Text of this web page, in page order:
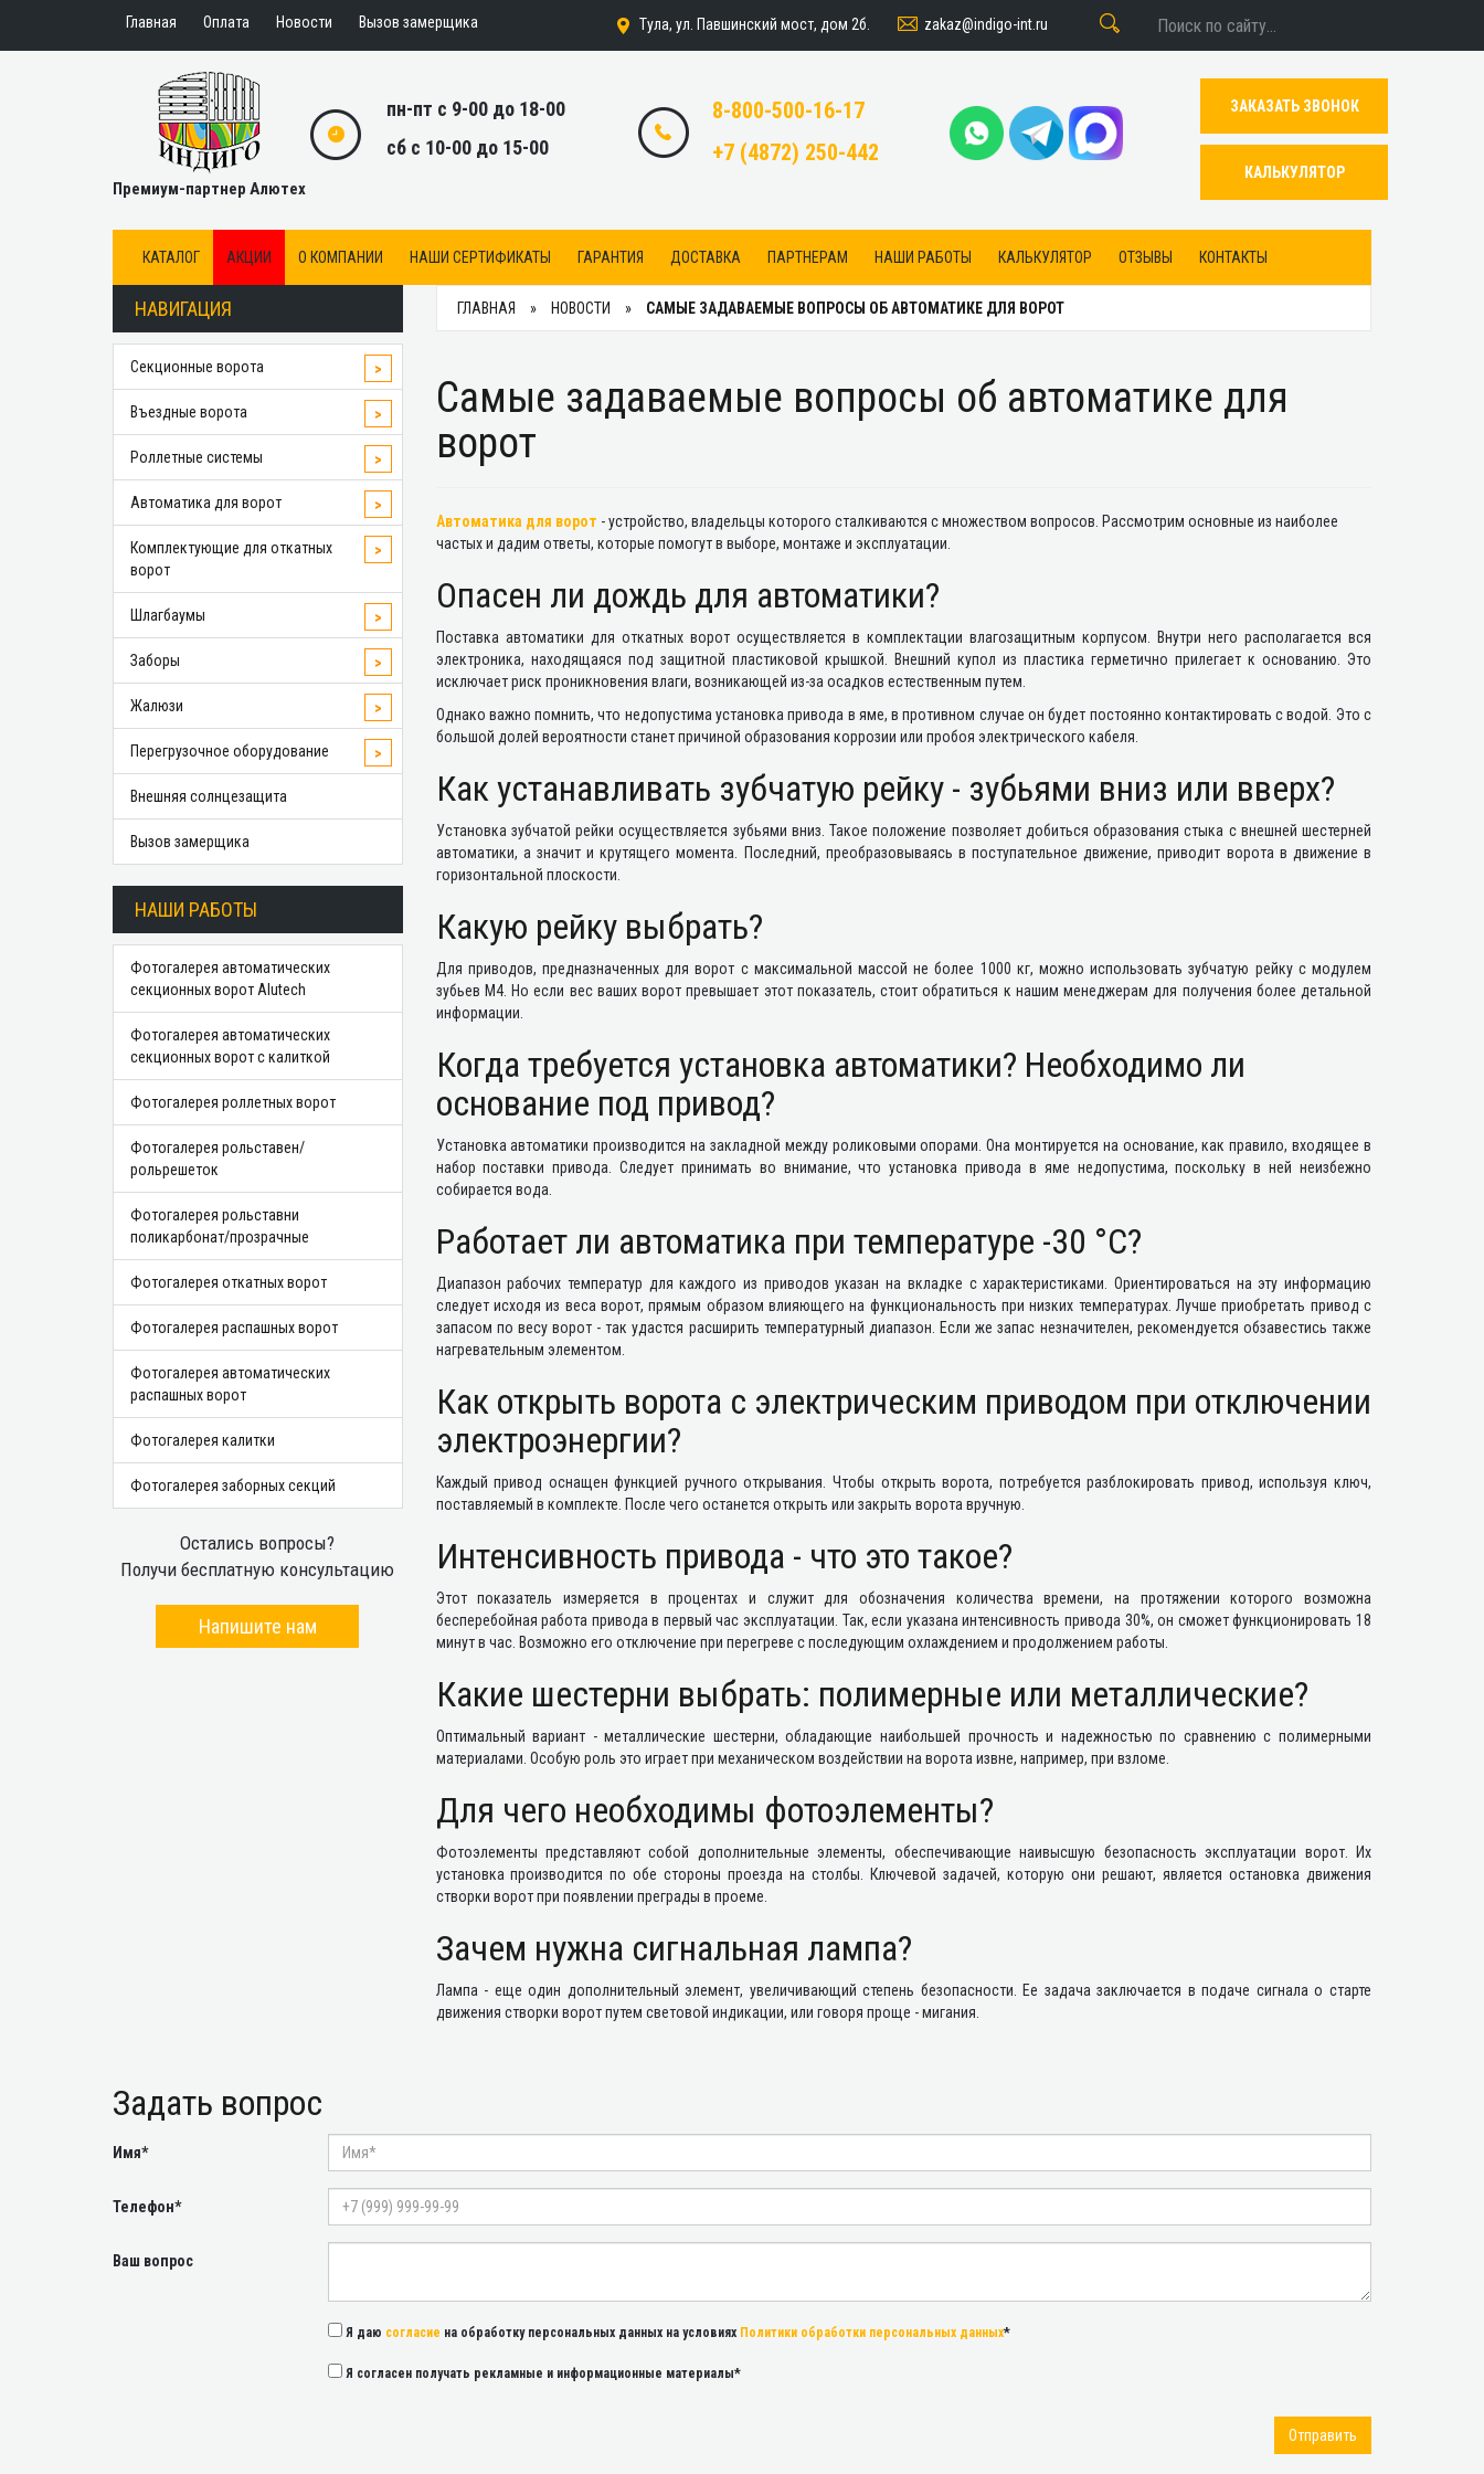
Главная Оплата Новости Вызов замерщика Тула, ул. Павшинский мост, дом 2б. zakaz@indigo-int.ru
Премиум-партнер Алютех
пн-пт с 9-00 до 18-00
сб с 10-00 до 15-00
8-800-500-16-17
+7 (4872) 250-442
ЗАКАЗАТЬ ЗВОНОК
КАЛЬКУЛЯТОР
КАТАЛОГ АКЦИИ О КОМПАНИИ НАШИ СЕРТИФИКАТЫ ГАРАНТИЯ ДОСТАВКА ПАРТНЕРАМ НАШИ РАБОТЫ КАЛЬКУЛЯТОР ОТЗЫВЫ КОНТАКТЫ
НАВИГАЦИЯ
Секционные ворота >
Въездные ворота >
Роллетные системы >
Автоматика для ворот >
Комплектующие для откатных
ворот
>
Шлагбаумы >
Заборы >
Жалюзи >
Перегрузочное оборудование >
Внешняя солнцезащита
Вызов замерщика
НАШИ РАБОТЫ
Фотогалерея автоматических
секционных ворот Alutech
Фотогалерея автоматических
секционных ворот с калиткой
Фотогалерея роллетных ворот
Фотогалерея рольставен/
рольрешеток
Фотогалерея рольставни
поликарбонат/прозрачные
Фотогалерея откатных ворот
Фотогалерея распашных ворот
Фотогалерея автоматических
распашных ворот
Фотогалерея калитки
Фотогалерея заборных секций
Остались вопросы?
Получи бесплатную консультацию
Напишите нам
ГЛАВНАЯ НОВОСТИ САМЫЕ ЗАДАВАЕМЫЕ ВОПРОСЫ ОБ АВТОМАТИКЕ ДЛЯ ВОРОТ
Самые задаваемые вопросы об автоматике для
ворот
Автоматика для ворот - устройство, владельцы которого сталкиваются с множеством вопросов. Рассмотрим основные из наиболее
частых и дадим ответы, которые помогут в выборе, монтаже и эксплуатации.
Опасен ли дождь для автоматики?
Поставка автоматики для откатных ворот осуществляется в комплектации влагозащитным корпусом. Внутри него располагается вся
электроника, находящаяся под защитной пластиковой крышкой. Внешний купол из пластика герметично прилегает к основанию. Это
исключает риск проникновения влаги, возникающей из-за осадков естественным путем.
Однако важно помнить, что недопустима установка привода в яме, в противном случае он будет постоянно контактировать с водой. Это с
большой долей вероятности станет причиной образования коррозии или пробоя электрического кабеля.
Как устанавливать зубчатую рейку - зубьями вниз или вверх?
Установка зубчатой рейки осуществляется зубьями вниз. Такое положение позволяет добиться образования стыка с внешней шестерней
автоматики, а значит и крутящего момента. Последний, преобразовываясь в поступательное движение, приводит ворота в движение в
горизонтальной плоскости.
Какую рейку выбрать?
Для приводов, предназначенных для ворот с максимальной массой не более 1000 кг, можно использовать зубчатую рейку с модулем
зубьев М4. Но если вес ваших ворот превышает этот показатель, стоит обратиться к нашим менеджерам для получения более детальной
информации.
Когда требуется установка автоматики? Необходимо ли
основание под привод?
Установка автоматики производится на закладной между роликовыми опорами. Она монтируется на основание, как правило, входящее в
набор поставки привода. Следует принимать во внимание, что установка привода в яме недопустима, поскольку в ней неизбежно
собирается вода.
Работает ли автоматика при температуре -30 °C?
Диапазон рабочих температур для каждого из приводов указан на вкладке с характеристиками. Ориентироваться на эту информацию
следует исходя из веса ворот, прямым образом влияющего на функциональность при низких температурах. Лучше приобретать привод с
запасом по весу ворот - так удастся расширить температурный диапазон. Если же запас незначителен, рекомендуется обзавестись также
нагревательным элементом.
Как открыть ворота с электрическим приводом при отключении
электроэнергии?
Каждый привод оснащен функцией ручного открывания. Чтобы открыть ворота, потребуется разблокировать привод, используя ключ,
поставляемый в комплекте. После чего останется открыть или закрыть ворота вручную.
Интенсивность привода - что это такое?
Этот показатель измеряется в процентах и служит для обозначения количества времени, на протяжении которого возможна
бесперебойная работа привода в первый час эксплуатации. Так, если указана интенсивность привода 30%, он сможет функционировать 18
минут в час. Возможно его отключение при перегреве с последующим охлаждением и продолжением работы.
Какие шестерни выбрать: полимерные или металлические?
Оптимальный вариант - металлические шестерни, обладающие наибольшей прочность и надежностью по сравнению с полимерными
материалами. Особую роль это играет при механическом воздействии на ворота извне, например, при взломе.
Для чего необходимы фотоэлементы?
Фотоэлементы представляют собой дополнительные элементы, обеспечивающие наивысшую безопасность эксплуатации ворот. Их
установка производится по обе стороны проезда на столбы. Ключевой задачей, которую они решают, является остановка движения
створки ворот при появлении преграды в проеме.
Зачем нужна сигнальная лампа?
Лампа - еще один дополнительный элемент, увеличивающий степень безопасности. Ее задача заключается в подаче сигнала о старте
движения створки ворот путем световой индикации, или говоря проще - мигания.
Задать вопрос
Имя*
Телефон*
Ваш вопрос
Я даю согласие на обработку персональных данных на условиях Политики обработки персональных данных*
Я согласен получать рекламные и информационные материалы*
Отправить